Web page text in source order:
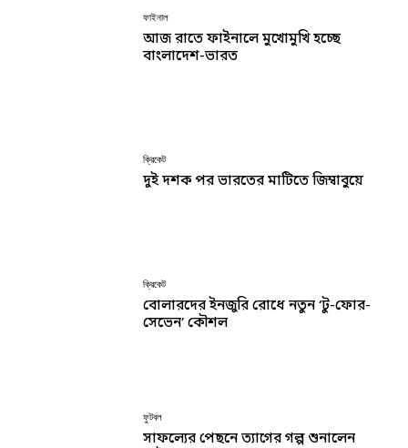
ফাইনাল
আজ রাতে ফাইনালে মুখোমুখি হচ্ছে
বাংলাদেশ-ভারত
ক্রিকেট
দুই দশক পর ভারতের মাটিতে জিম্বাবুয়ে
ক্রিকেট
বোলারদের ইনজুরি রোধে নতুন ‘টু-ফোর-
সেভেন’ কৌশল
ফুটবল
সাফল্যের পেছনে ত্যাগের গল্প শুনালেন